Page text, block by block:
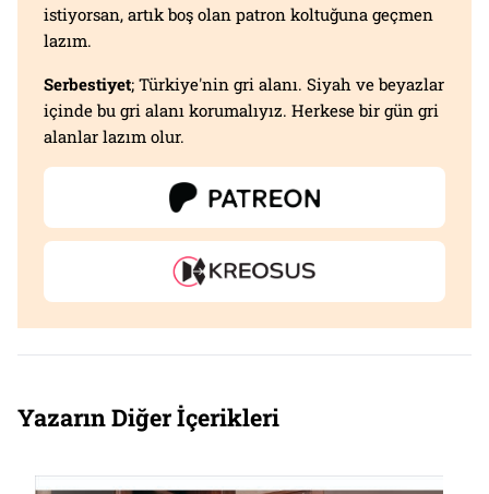
istiyorsan, artık boş olan patron koltuğuna geçmen
lazım.
Serbestiyet; Türkiye'nin gri alanı. Siyah ve beyazlar
içinde bu gri alanı korumalıyız. Herkese bir gün gri
alanlar lazım olur.
Yazarın Diğer İçerikleri